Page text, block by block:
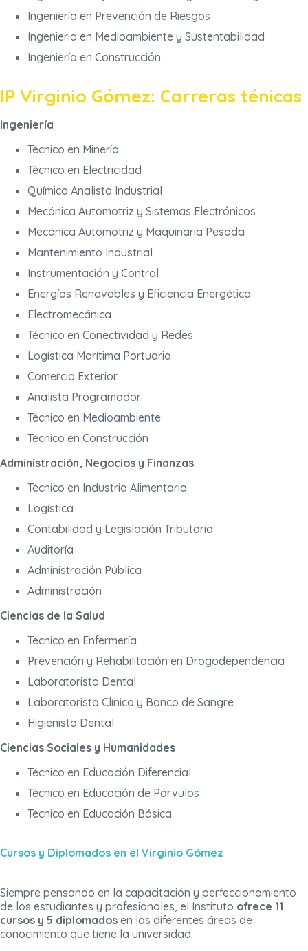
Ingeniería en Prevención de Riesgos
Ingenieria en Medioambiente y Sustentabilidad
Ingeniería en Construcción
IP Virginio Gómez: Carreras ténicas
Ingeniería
Técnico en Minería
Técnico en Electricidad
Químico Analista Industrial
Mecánica Automotriz y Sistemas Electrónicos
Mecánica Automotriz y Maquinaria Pesada
Mantenimiento Industrial
Instrumentación y Control
Energías Renovables y Eficiencia Energética
Electromecánica
Técnico en Conectividad y Redes
Logística Marítima Portuaria
Comercio Exterior
Analista Programador
Técnico en Medioambiente
Técnico en Construcción
Administración, Negocios y Finanzas
Técnico en Industria Alimentaria
Logística
Contabilidad y Legislación Tributaria
Auditoría
Administración Pública
Administración
Ciencias de la Salud
Técnico en Enfermería
Prevención y Rehabilitación en Drogodependencia
Laboratorista Dental
Laboratorista Clínico y Banco de Sangre
Higienista Dental
Ciencias Sociales y Humanidades
Técnico en Educación Diferencial
Técnico en Educación de Párvulos
Técnico en Educación Básica
Cursos y Diplomados en el Virginio Gómez
Siempre pensando en la capacitación y perfeccionamiento
de los estudiantes y profesionales, el Instituto ofrece 11
cursos y 5 diplomados en las diferentes áreas de
conocimiento que tiene la universidad.